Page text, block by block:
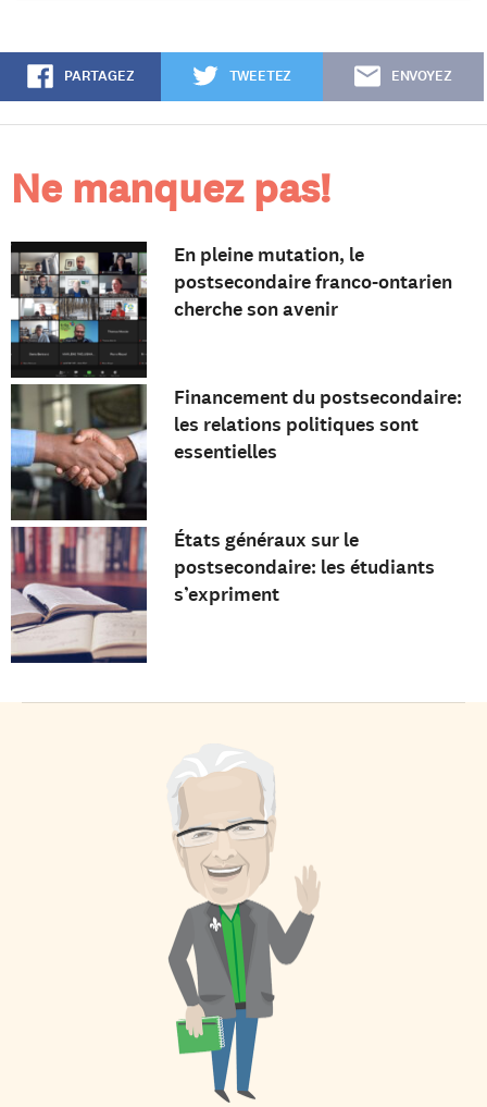
PARTAGEZ TWEETEZ ENVOYEZ
Ne manquez pas!
En pleine mutation, le
postsecondaire franco-ontarien
cherche son avenir
Financement du postsecondaire:
les relations politiques sont
essentielles
États généraux sur le
postsecondaire: les étudiants
s’expriment